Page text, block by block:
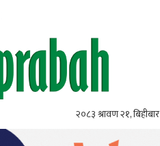
२०८३ श्रावण २१, बिहीबार